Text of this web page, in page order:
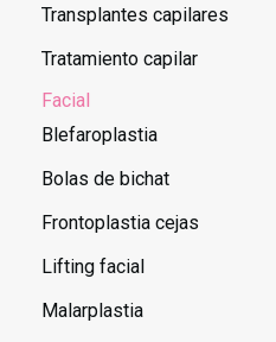
Transplantes capilares
Tratamiento capilar
Facial
Blefaroplastia
Bolas de bichat
Frontoplastia cejas
Lifting facial
Malarplastia